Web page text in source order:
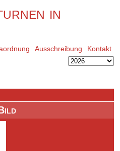
in
Ausschreibung Kontakt